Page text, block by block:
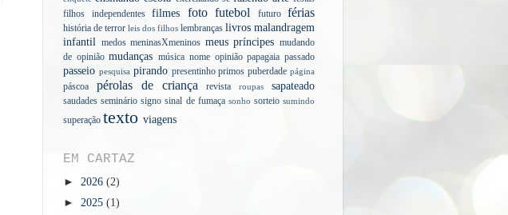
filhos independentes
filmes foto futebol futuro férias
história de terror leis dos filhos lembranças livros malandragem
infantil medos meninasXmeninos meus príncipes mudando
de opinião mudanças música nome opinião papagaia passado
passeio pesquisa pirando presentinho primos puberdade página
páscoa pérolas de criança revista roupas sapateado
saudades seminário signo sinal de fumaça sonho sorteio sumindo
superação texto viagens
EM CARTAZ
► 2026 (2)
► 2025 (1)